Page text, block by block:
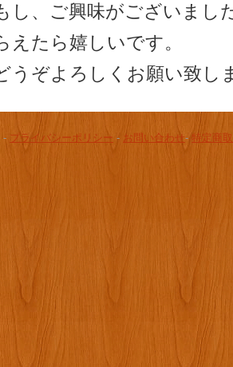
し、ご興味がございまし
えたら嬉しいです。
うぞよろしくお願い致し
- プライバシーポリシー - お問い合わせ-特定商